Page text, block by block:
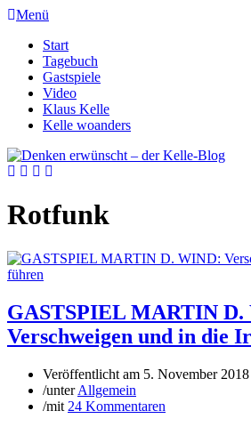
Menü
Start
Tagebuch
Gastspiele
Video
Klaus Kelle
Kelle woanders
Rotfunk
GASTSPIEL MARTIN D.
Verschweigen und in die
Veröffentlicht am 5. November 2018
/unterAllgemein
/mit 24 Kommentaren